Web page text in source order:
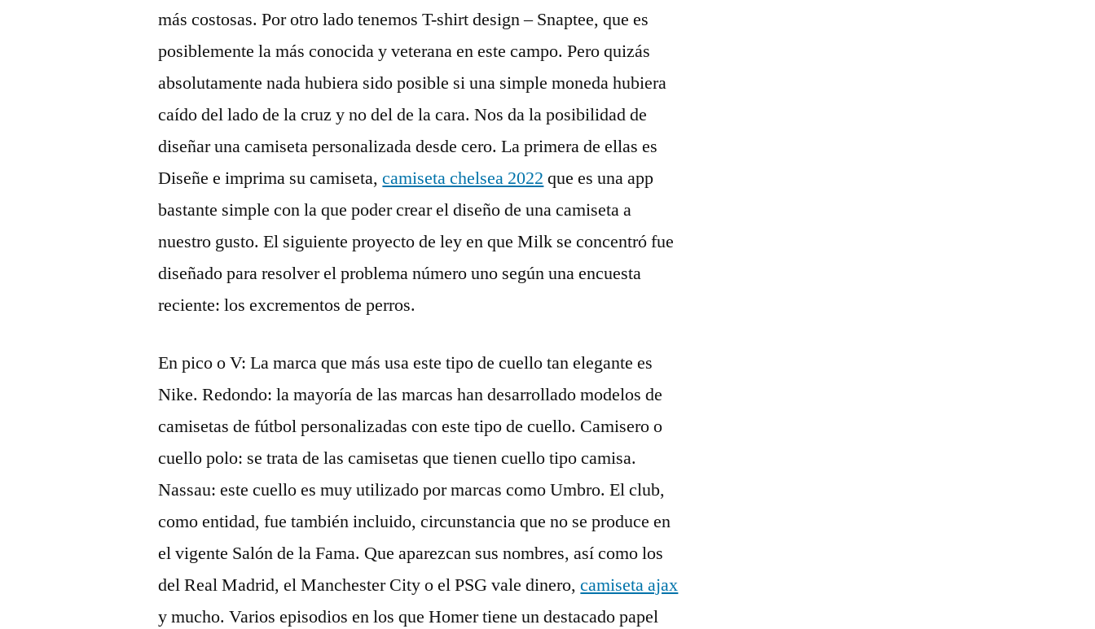
más costosas. Por otro lado tenemos T-shirt design – Snaptee, que es
posiblemente la más conocida y veterana en este campo. Pero quizás
absolutamente nada hubiera sido posible si una simple moneda hubiera
caído del lado de la cruz y no del de la cara. Nos da la posibilidad de
diseñar una camiseta personalizada desde cero. La primera de ellas es
Diseñe e imprima su camiseta,camiseta chelsea 2022 que es una app
bastante simple con la que poder crear el diseño de una camiseta a
nuestro gusto. El siguiente proyecto de ley en que Milk se concentró fue
diseñado para resolver el problema número uno según una encuesta
reciente: los excrementos de perros.
En pico o V: La marca que más usa este tipo de cuello tan elegante es
Nike. Redondo: la mayoría de las marcas han desarrollado modelos de
camisetas de fútbol personalizadas con este tipo de cuello. Camisero o
cuello polo: se trata de las camisetas que tienen cuello tipo camisa.
Nassau: este cuello es muy utilizado por marcas como Umbro. El club,
como entidad, fue también incluido, circunstancia que no se produce en
el vigente Salón de la Fama. Que aparezcan sus nombres, así como los
del Real Madrid, el Manchester City o el PSG vale dinero,camiseta ajax
y mucho. Varios episodios en los que Homer tiene un destacado papel